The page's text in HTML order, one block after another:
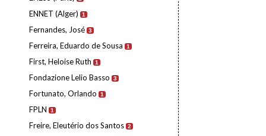
ENNET (Alger) 1
Fernandes, José 3
Ferreira, Eduardo de Sousa 1
First, Heloise Ruth 1
Fondazione Lelio Basso 3
Fortunato, Orlando 1
FPLN 1
Freire, Eleutério dos Santos 2